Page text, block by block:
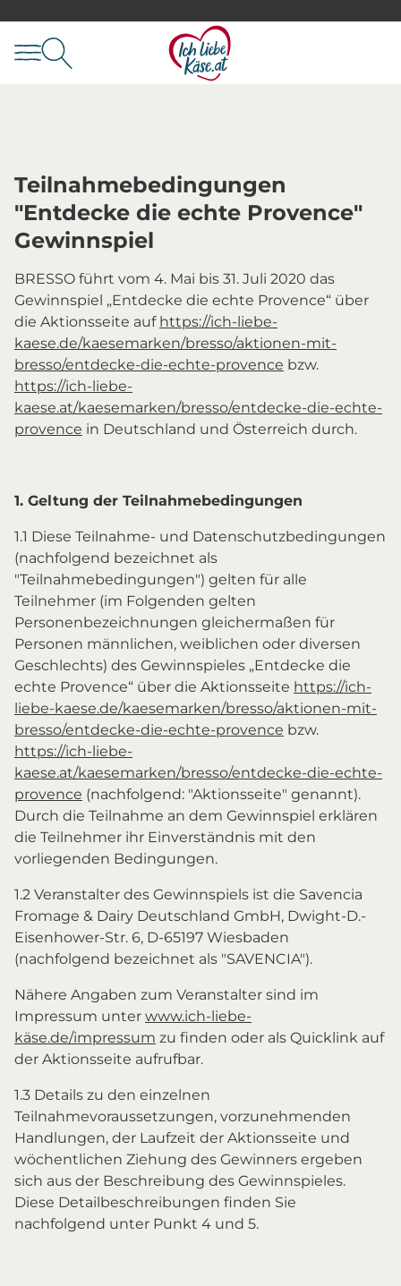
Teilnahmebedingungen
"Entdecke die echte Provence"
Gewinnspiel
BRESSO führt vom 4. Mai bis 31. Juli 2020 das
Gewinnspiel „Entdecke die echte Provence“ über
die Aktionsseite auf https://ich-liebe-
kaese.de/kaesemarken/bresso/aktionen-mit-
bresso/entdecke-die-echte-provence bzw.
https://ich-liebe-
kaese.at/kaesemarken/bresso/entdecke-die-echte-
provence in Deutschland und Österreich durch.
1. Geltung der Teilnahmebedingungen
1.1 Diese Teilnahme- und Datenschutzbedingungen
(nachfolgend bezeichnet als
"Teilnahmebedingungen") gelten für alle
Teilnehmer (im Folgenden gelten
Personenbezeichnungen gleichermaßen für
Personen männlichen, weiblichen oder diversen
Geschlechts) des Gewinnspieles „Entdecke die
echte Provence“ über die Aktionsseite https://ich-
liebe-kaese.de/kaesemarken/bresso/aktionen-mit-
bresso/entdecke-die-echte-provence bzw.
https://ich-liebe-
kaese.at/kaesemarken/bresso/entdecke-die-echte-
provence (nachfolgend: "Aktionsseite" genannt).
Durch die Teilnahme an dem Gewinnspiel erklären
die Teilnehmer ihr Einverständnis mit den
vorliegenden Bedingungen.
1.2 Veranstalter des Gewinnspiels ist die Savencia
Fromage & Dairy Deutschland GmbH, Dwight-D.-
Eisenhower-Str. 6, D-65197 Wiesbaden
(nachfolgend bezeichnet als "SAVENCIA").
Nähere Angaben zum Veranstalter sind im
Impressum unter www.ich-liebe-
käse.de/impressum zu finden oder als Quicklink auf
der Aktionsseite aufrufbar.
1.3 Details zu den einzelnen
Teilnahmevoraussetzungen, vorzunehmenden
Handlungen, der Laufzeit der Aktionsseite und
wöchentlichen Ziehung des Gewinners ergeben
sich aus der Beschreibung des Gewinnspieles.
Diese Detailbeschreibungen finden Sie
nachfolgend unter Punkt 4 und 5.